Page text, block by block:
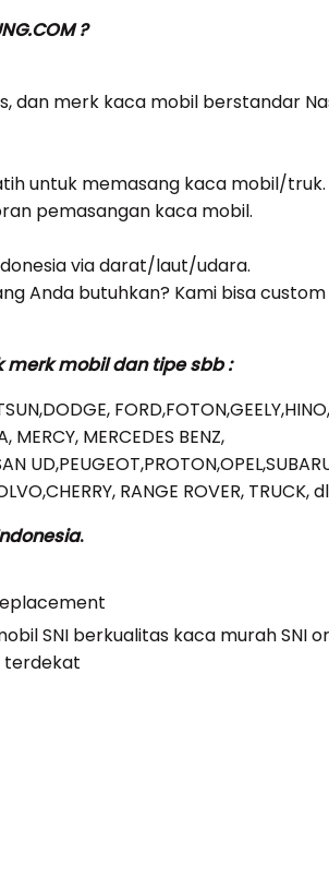
?
dan merk kaca mobil berstandar
untuk memasang kaca mobil/truk.
pemasangan kaca mobil.
via darat/laut/udara.
Anda butuhkan? Kami bisa
merk mobil dan tipe sbb :
MERCY, MERCEDES BENZ,
RANGE ROVER, TRUCK,
.
SNI berkualitas kaca murah SNI
terdekat